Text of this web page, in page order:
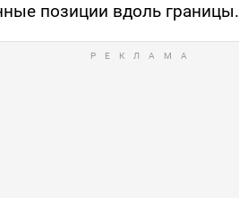
позиции вдоль границы.